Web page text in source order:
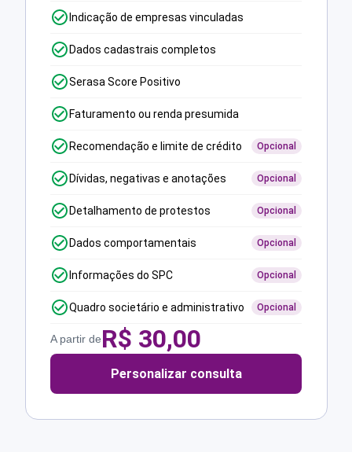
Indicação de empresas vinculadas
Dados cadastrais completos
Serasa Score Positivo
Faturamento ou renda presumida
Recomendação e limite de crédito Opcional
Dívidas, negativas e anotações Opcional
Detalhamento de protestos Opcional
Dados comportamentais Opcional
Informações do SPC Opcional
Quadro societário e administrativo Opcional
A partir deR$ 30,00
Personalizar consulta